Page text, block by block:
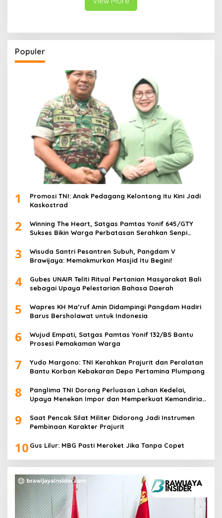
Populer
1
Promosi TNI: Anak Pedagang Kelontong itu Kini Jadi
Kaskostrad
2
Winning The Heart, Satgas Pamtas Yonif 645/GTY
Sukses Bikin Warga Perbatasan Serahkan Senpi
3
Wisuda Santri Pesantren Subuh, Pangdam V
Brawijaya: Memakmurkan Masjid Itu Begini!
4
Gubes UNAIR Teliti Ritual Pertanian Masyarakat Bali
sebagai Upaya Pelestarian Bahasa Daerah
5
Wapres KH Ma’ruf Amin Didampingi Pangdam Hadiri
Barus Bersholawat untuk Indonesia
6
Wujud Empati, Satgas Pamtas Yonif 132/BS Bantu
Prosesi Pemakaman Warga
7
Yudo Margono: TNI Kerahkan Prajurit dan Peralatan
Bantu Korban Kebakaran Depo Pertamina Plumpang
8
Panglima TNI Dorong Perluasan Lahan Kedelai,
Upaya Menekan Impor dan Memperkuat Kemandirian
9
Saat Pencak Silat Militer Didorong Jadi Instrumen
Pembinaan Karakter Prajurit
10 Gus Lilur: MBG Pasti Meroket Jika Tanpa Copet